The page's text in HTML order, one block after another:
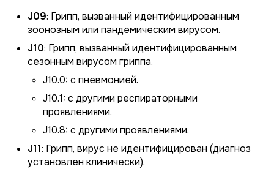
J09: Грипп, вызванный идентифицированным
зоонозным или пандемическим вирусом.
J10: Грипп, вызванный идентифицированным
сезонным вирусом гриппа.
J10.0: с пневмонией.
J10.1: с другими респираторными
проявлениями.
J10.8: с другими проявлениями.
J11: Грипп, вирус не идентифицирован (диагноз
установлен клинически).